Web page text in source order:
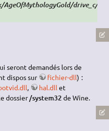
drive_c/
seront demandés lors de
dispos sur
fichier-dll) :
, hal.dll et
dossier/system32 de Wine.